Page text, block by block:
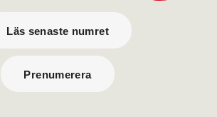
Läs senaste numret
Prenumerera